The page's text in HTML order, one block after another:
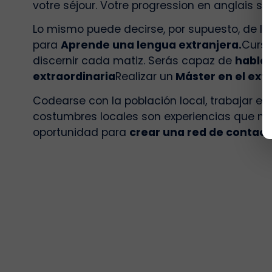
votre séjour. Votre progression en anglais
Lo mismo puede decirse, por supuesto, de
para Aprende una lengua extranjera.
discernir cada matiz. Serás capaz de
extraordinariaRealizar un Máster en el
Codearse con la población local, trabajar
costumbres locales son experiencias que
oportunidad para crear una red de